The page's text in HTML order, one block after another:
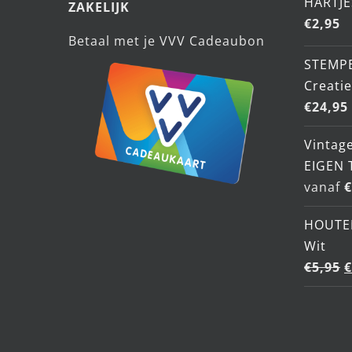
de
ZAKELIJK
Betaal met je VVV Cadeaubon
€2,95
€24,95
EIGEN
vanaf €
Wit
€5,95 €